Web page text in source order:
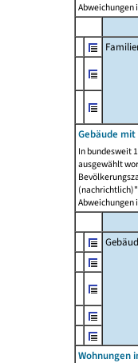
Abweichungen
Gebäude
In bundesweit
ausgewählt
Abweichungen
Wohnungen